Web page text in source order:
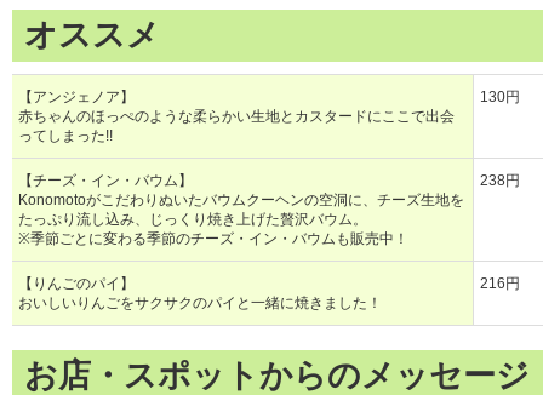
オススメ
【アンジェノア】
赤ちゃんのほっぺのような柔らかい生地とカスタードにここで出会
ってしまった!!
130円
【チーズ・イン・バウム】
Konomotoがこだわりぬいたバウムクーヘンの空洞に、チーズ生地を
たっぷり流し込み、じっくり焼き上げた贅沢バウム。
※季節ごとに変わる季節のチーズ・イン・バウムも販売中！
238円
【りんごのパイ】
おいしいりんごをサクサクのパイと一緒に焼きました！
216円
お店・スポットからのメッセージ